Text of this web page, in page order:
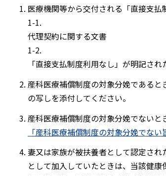
医療機関等から交付される「直接支
1-1.
代理契約に関する文書
1-2.
「直接支払制度利用なし」が明記さ
産科医療補償制度の対象分娩であると
の写しを添付してください。
産科医療補償制度の対象分娩でないと
「産科医療補償制度の対象分娩でな
妻又は家族が被扶養者として認定さ
として加入していたときは、当該健